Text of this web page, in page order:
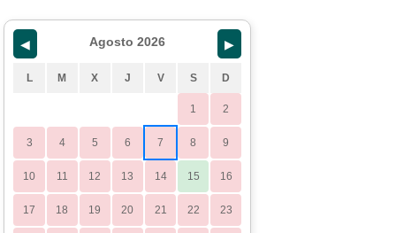
◀ Agosto 2026 ▶
L M X J V S D
1 2
3 4 5 6 7 8 9
10 11 12 13 14 15 16
17 18 19 20 21 22 23